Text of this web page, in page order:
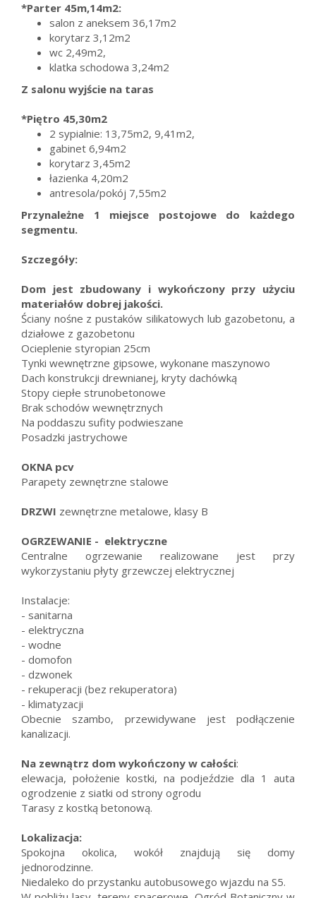
*Parter 45m,14m2:
salon z aneksem 36,17m2
korytarz 3,12m2
wc 2,49m2,
klatka schodowa 3,24m2
Z salonu wyjście na taras
*Piętro 45,30m2
2 sypialnie: 13,75m2, 9,41m2,
gabinet 6,94m2
korytarz 3,45m2
łazienka 4,20m2
antresola/pokój 7,55m2
Przynależne 1 miejsce postojowe do każdego
segmentu.
Szczegóły:
Dom jest zbudowany i wykończony przy użyciu
materiałów dobrej jakości.
Ściany nośne z pustaków silikatowych lub gazobetonu, a
działowe z gazobetonu
Ocieplenie styropian 25cm
Tynki wewnętrzne gipsowe, wykonane maszynowo
Dach konstrukcji drewnianej, kryty dachówką
Stopy ciepłe strunobetonowe
Brak schodów wewnętrznych
Na poddaszu sufity podwieszane
Posadzki jastrychowe
OKNA pcv
Parapety zewnętrzne stalowe
DRZWI zewnętrzne metalowe, klasy B
OGRZEWANIE - elektryczne
Centralne ogrzewanie
realizowane jest przy
wykorzystaniu płyty grzewczej elektrycznej
Instalacje:
- sanitarna
- elektryczna
- wodne
- domofon
- dzwonek
- rekuperacji (bez rekuperatora)
- klimatyzacji
Obecnie szambo, przewidywane jest podłączenie
kanalizacji.
Na zewnątrz dom wykończony w całości:
elewacja, położenie kostki, na podjeździe dla 1 auta
ogrodzenie z siatki od strony ogrodu
Tarasy z kostką betonową.
Lokalizacja:
Spokojna okolica, wokół znajdują się domy
jednorodzinne.
Niedaleko do przystanku autobusowego wjazdu na S5.